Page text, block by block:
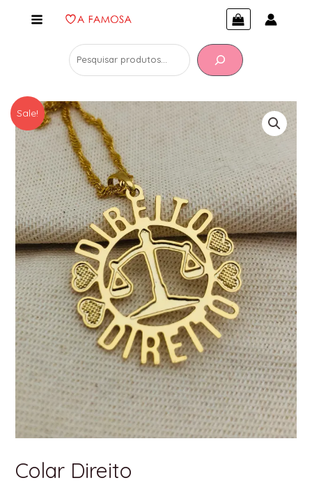
Sale!
Colar Direito